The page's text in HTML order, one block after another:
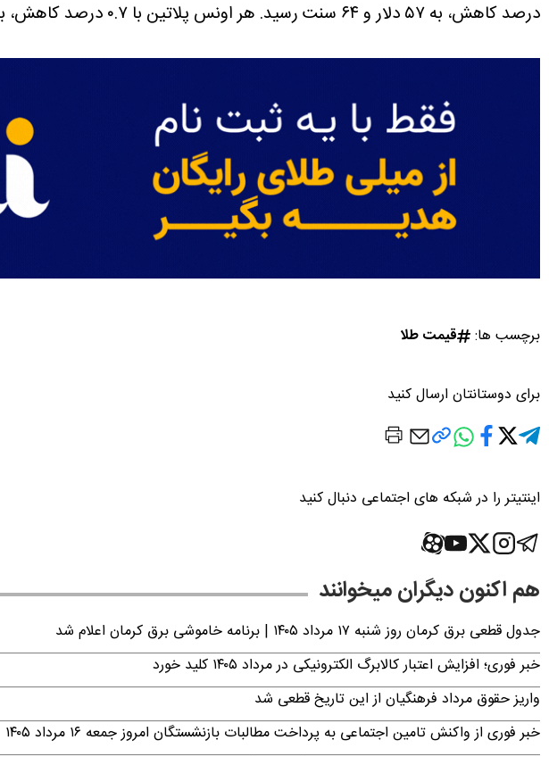
درصد کاهش، به ۵۷ دلار و ۶۴ سنت رسید. هر اونس پلاتین با ۰.۷ درصد کاهش، به ۱۵۴۰ دلار و ۲۵ سنت و هر اونس پالادیوم با ۰.۶ درصد کاهش، به ۱۱۹۷ دلار و ۴۰ سنت رسید.
برچسب ها: قیمت طلا
برای دوستانتان ارسال کنید
اینتیتر را در شبکه های اجتماعی دنبال کنید
هم اکنون دیگران میخوانند
جدول قطعی برق کرمان روز شنبه ۱۷ مرداد ۱۴۰۵ | برنامه خاموشی برق کرمان اعلام شد
خبر فوری؛ افزایش اعتبار کالابرگ الکترونیکی در مرداد ۱۴۰۵ کلید خورد
واریز حقوق مرداد فرهنگیان از این تاریخ قطعی شد
خبر فوری از واکنش تامین اجتماعی به پرداخت مطالبات بازنشستگان امروز جمعه ۱۶ مرداد ۱۴۰۵